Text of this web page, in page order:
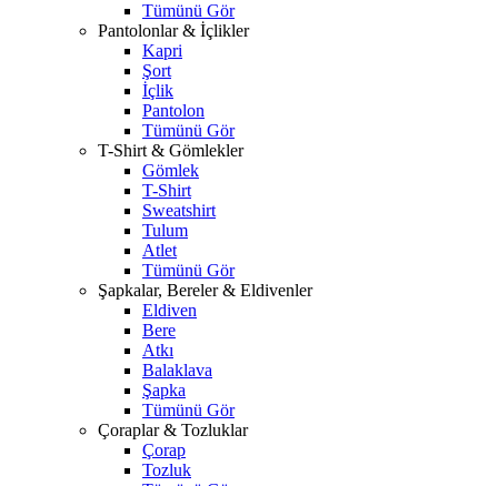
Tümünü Gör
Pantolonlar & İçlikler
Kapri
Şort
İçlik
Pantolon
Tümünü Gör
T-Shirt & Gömlekler
Gömlek
T-Shirt
Sweatshirt
Tulum
Atlet
Tümünü Gör
Şapkalar, Bereler & Eldivenler
Eldiven
Bere
Atkı
Balaklava
Şapka
Tümünü Gör
Çoraplar & Tozluklar
Çorap
Tozluk